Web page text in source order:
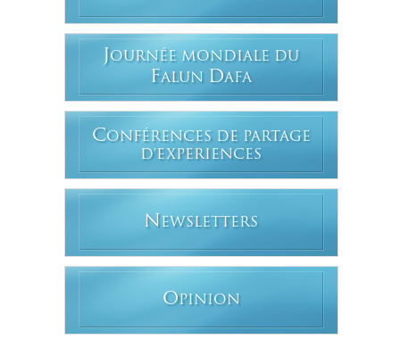
JOURNÉE MONDIALE DU
FALUN DAFA
CONFÉRENCES DE PARTAGE
D'EXPERIENCES
N EWSLETTERS
OPINION